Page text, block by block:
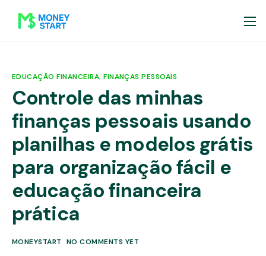
EDUCAÇÃO FINANCEIRA,FINANÇAS PESSOAIS
Controle das minhas
finanças pessoais usando
planilhas e modelos grátis
para organização fácil e
educação financeira
prática
MONEYSTART NO COMMENTS YET